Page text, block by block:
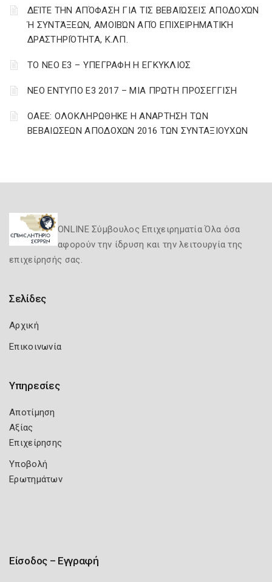
ΔΕΊΤΕ ΤΗΝ ΑΠΌΦΑΣΗ ΓΙΑ ΤΙΣ ΒΕΒΑΙΏΣΕΙΣ ΑΠΟΔΟΧΏΝ
Ή ΣΥΝΤΆΞΕΩΝ, ΑΜΟΙΒΏΝ ΑΠΌ ΕΠΙΧΕΙΡΗΜΑΤΙΚΉ
ΔΡΑΣΤΗΡΙΌΤΗΤΑ, Κ.ΛΠ.
ΤΟ ΝΕΟ Ε3 – ΥΠΕΓΡΑΦΗ Η ΕΓΚΥΚΛΙΟΣ
ΝΕΟ ΕΝΤΥΠΟ Ε3 2017 – ΜΙΑ ΠΡΩΤΗ ΠΡΟΣΕΓΓΙΣΗ
ΟΑΕΕ: ΟΛΟΚΛΗΡΩΘΗΚΕ Η ΑΝΑΡΤΗΣΗ ΤΩΝ
ΒΕΒΑΙΩΣΕΩΝ ΑΠΟΔΟΧΩΝ 2016 ΤΩΝ ΣΥΝΤΑΞΙΟΥΧΩΝ
ONLINE Σύμβουλος Επιχειρηματία Όλα όσα
αφορούν την ίδρυση και την λειτουργία της
επιχείρησής σας.
Σελίδες
Αρχική
Επικοινωνία
Υπηρεσίες
Αποτίμηση
Αξίας
Επιχείρησης
Υποβολή
Ερωτημάτων
Είσοδος – Εγγραφή